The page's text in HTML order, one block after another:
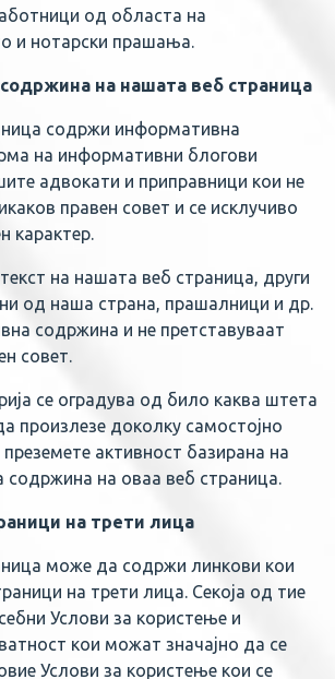
од областа на
и нотарски прашања.
на нашата веб страница
содржи информативна
на информативни блогови
адвокати и приправници кои не
правен совет и се исклучиво
карактер.
на нашата веб страница, други
од наша страна, прашалници и др.
содржина и не претставуваат
совет.
се оградува од било каква штета
произлезе доколку самостојно
активност базирана на
на оваа веб страница.
на трети лица
може да содржи линкови кои
на трети лица. Секоја од тие
Услови за користење и
кои можат значајно да се
Услови за користење кои се